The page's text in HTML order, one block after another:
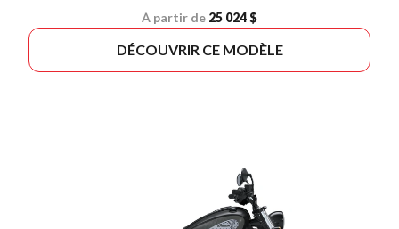
À partir de 25 024 $
DÉCOUVRIR CE MODÈLE